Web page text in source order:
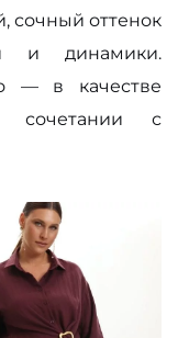
сочный оттенок
и динамики.
— в качестве
сочетании с